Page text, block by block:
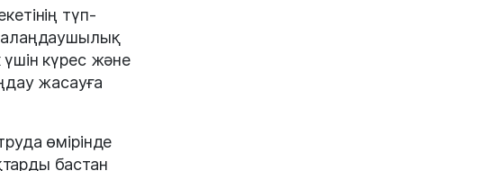
түп-
алаңдаушылық
күрес және
жасауға
өмірінде
бастан